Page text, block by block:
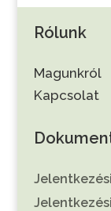
Rólunk
Magunkról
Kapcsolat